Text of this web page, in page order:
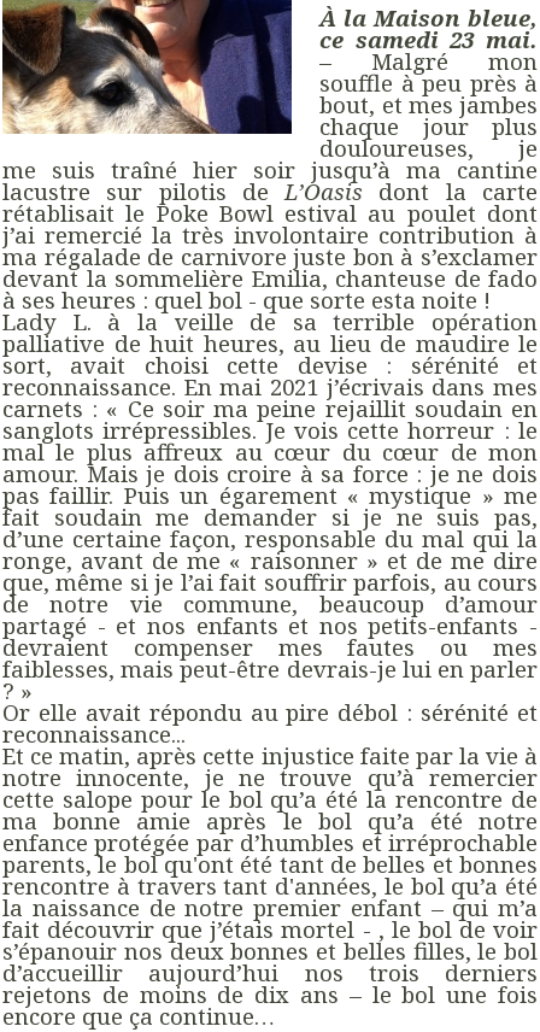
À la Maison bleue,
ce samedi 23 mai.
– Malgré mon
souffle à peu près à
bout, et mes jambes
chaque jour plus
douloureuses, je
me suis traîné hier soir jusqu’à ma cantine
lacustre sur pilotis de L’Oasis dont la carte
rétablisait le Poke Bowl estival au poulet dont
j’ai remercié la très involontaire contribution à
ma régalade de carnivore juste bon à s’exclamer
devant la sommelière Emilia, chanteuse de fado
à ses heures : quel bol - que sorte esta noite !
Lady L. à la veille de sa terrible opération
palliative de huit heures, au lieu de maudire le
sort, avait choisi cette devise : sérénité et
reconnaissance. En mai 2021 j’écrivais dans mes
carnets : « Ce soir ma peine rejaillit soudain en
sanglots irrépressibles. Je vois cette horreur : le
mal le plus affreux au cœur du cœur de mon
amour. Mais je dois croire à sa force : je ne dois
pas faillir. Puis un égarement « mystique » me
fait soudain me demander si je ne suis pas,
d’une certaine façon, responsable du mal qui la
ronge, avant de me « raisonner » et de me dire
que, même si je l’ai fait souffrir parfois, au cours
de notre vie commune, beaucoup d’amour
partagé - et nos enfants et nos petits-enfants -
devraient compenser mes fautes ou mes
faiblesses, mais peut-être devrais-je lui en parler
? »
Or elle avait répondu au pire débol : sérénité et
reconnaissance...
Et ce matin, après cette injustice faite par la vie à
notre innocente, je ne trouve qu’à remercier
cette salope pour le bol qu’a été la rencontre de
ma bonne amie après le bol qu’a été notre
enfance protégée par d’humbles et irréprochable
parents, le bol qu'ont été tant de belles et bonnes
rencontre à travers tant d'années, le bol qu’a été
la naissance de notre premier enfant – qui m’a
fait découvrir que j’étais mortel - , le bol de voir
s’épanouir nos deux bonnes et belles filles, le bol
d’accueillir aujourd’hui nos trois derniers
rejetons de moins de dix ans – le bol une fois
encore que ça continue…